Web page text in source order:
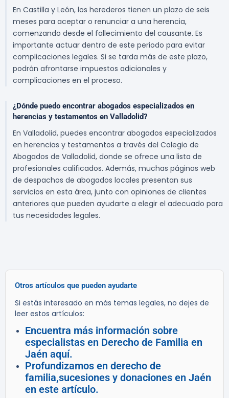
En Castilla y León, los herederos tienen un plazo de seis
meses para aceptar o renunciar a una herencia,
comenzando desde el fallecimiento del causante. Es
importante actuar dentro de este periodo para evitar
complicaciones legales. Si se tarda más de este plazo,
podrán afrontarse impuestos adicionales y
complicaciones en el proceso.
¿Dónde puedo encontrar abogados especializados en
herencias y testamentos en Valladolid?
En Valladolid, puedes encontrar abogados especializados
en herencias y testamentos a través del Colegio de
Abogados de Valladolid, donde se ofrece una lista de
profesionales calificados. Además, muchas páginas web
de despachos de abogados locales presentan sus
servicios en esta área, junto con opiniones de clientes
anteriores que pueden ayudarte a elegir el adecuado para
tus necesidades legales.
Otros artículos que pueden ayudarte
Si estás interesado en más temas legales, no dejes de
leer estos artículos:
Encuentra más información sobre
especialistas en Derecho de Familia en
Jaén aquí.
Profundizamos en derecho de
familia,sucesiones y donaciones en Jaén
en este artículo.